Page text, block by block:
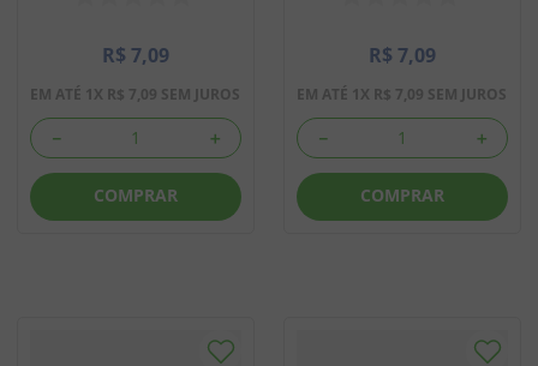
R$ 7,09
EM ATÉ 1X R$ 7,09 SEM JUROS
＋
－
COMPRAR
R$ 7,09
EM ATÉ 1X R$ 7,09 SEM JUROS
＋
－
COMPRAR